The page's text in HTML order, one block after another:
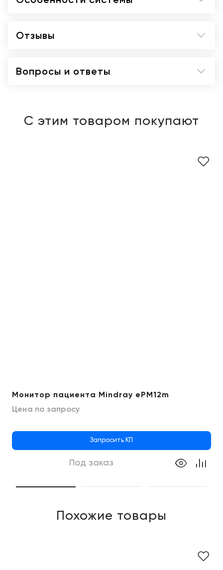
Отзывы
Вопросы и ответы
С этим товаром покупают
Монитор пациента Mindray ePM12m
Цена по запросу
Запросить КП
Под заказ
Похожие товары